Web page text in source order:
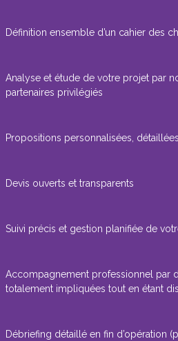
Définition ensemble d’un cahier des
Analyse et étude de votre projet par
partenaires privilégiés
Propositions personnalisées,
Devis ouverts et transparents
Suivi précis et gestion planifiée de
Accompagnement professionnel par
totalement impliquées tout en étant
Débriefing détaillé en fin d’opération